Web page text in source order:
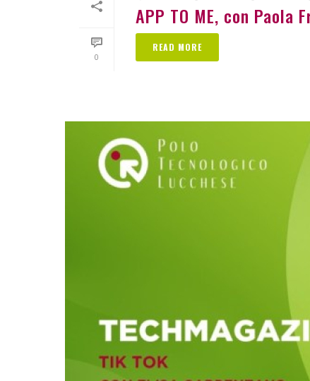
0
APP TO ME, con Paola
READ MORE